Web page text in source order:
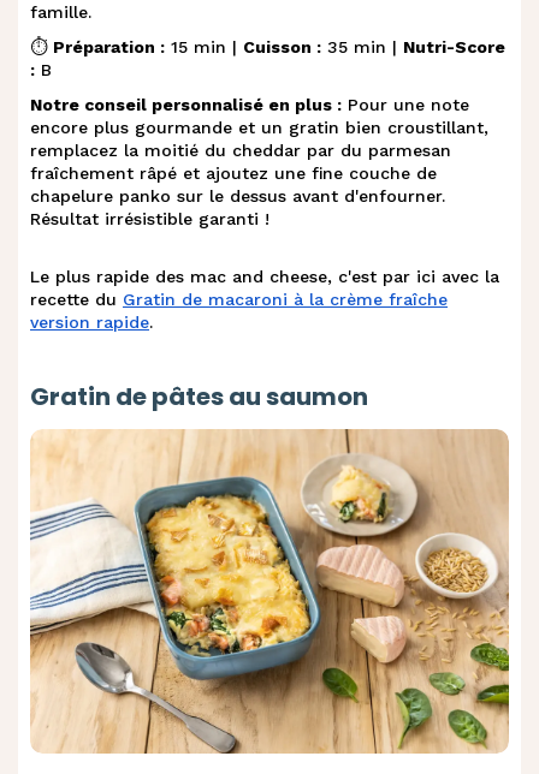
famille.
⏱️ Préparation : 15 min | Cuisson : 35 min | Nutri-Score
: B
Notre conseil personnalisé en plus : Pour une note
encore plus gourmande et un gratin bien croustillant,
remplacez la moitié du cheddar par du parmesan
fraîchement râpé et ajoutez une fine couche de
chapelure panko sur le dessus avant d'enfourner.
Résultat irrésistible garanti !
Le plus rapide des mac and cheese, c'est par ici avec la
recette du Gratin de macaroni à la crème fraîche
version rapide.
Gratin de pâtes au saumon